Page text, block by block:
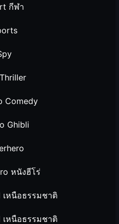
กีฬา
Comedy
Ghibli
หนังฮีโร่
เหนือธรรมชาติ
เหนือธรรมชาติ